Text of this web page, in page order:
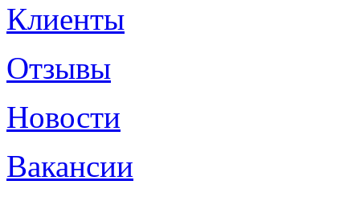
Клиенты
Отзывы
Новости
Вакансии